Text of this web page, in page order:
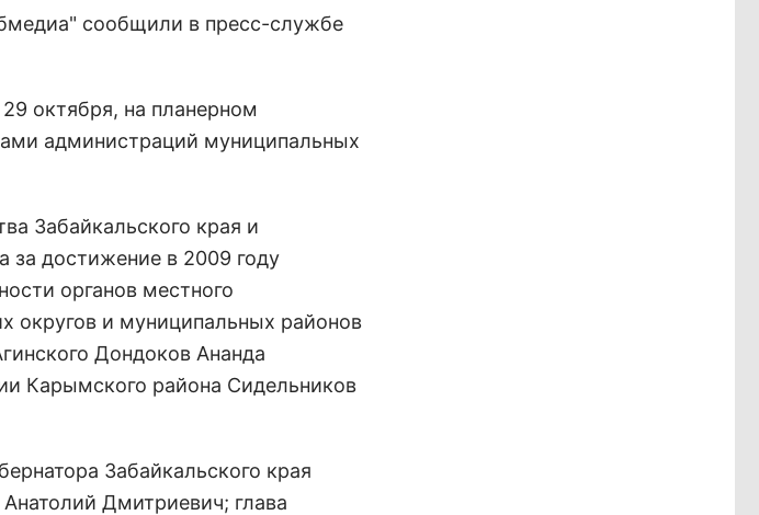
сообщили в пресс-службе
октября, на планерном
администраций муниципальных
Забайкальского края и
за достижение в 2009 году
органов местного
округов и муниципальных районов
Дондоков Ананда
Карымского района Сидельников
Забайкальского края
Дмитриевич; глава